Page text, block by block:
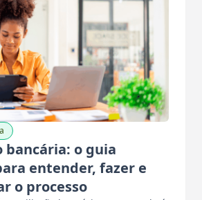
bancária: o guia
entender, fazer e
o processo